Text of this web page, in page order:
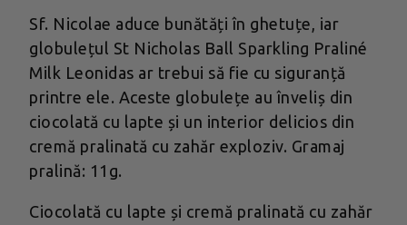
Sf. Nicolae aduce bunătăți în ghetuțe, iar
globulețul St Nicholas Ball Sparkling Praliné
Milk Leonidas ar trebui să fie cu siguranță
printre ele. Aceste globulețe au înveliș din
ciocolată cu lapte și un interior delicios din
cremă pralinată cu zahăr exploziv. Gramaj
pralină: 11g.
Ciocolată cu lapte și cremă pralinată cu zahăr